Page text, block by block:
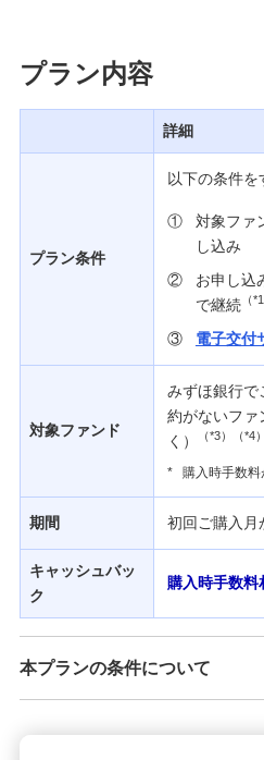
プラン内容
詳細
プラン条件
以下の条件を
①
対象ファ
し込み
②
お申し込
で継続 （*1
③ 電子交付
対象ファンド
みずほ銀行で
約がないファ
く）
（*3）（*4）
* 購入時手数
期間 初回ご購入月
キャッシュバッ
ク
購入時手数料
本プランの条件について